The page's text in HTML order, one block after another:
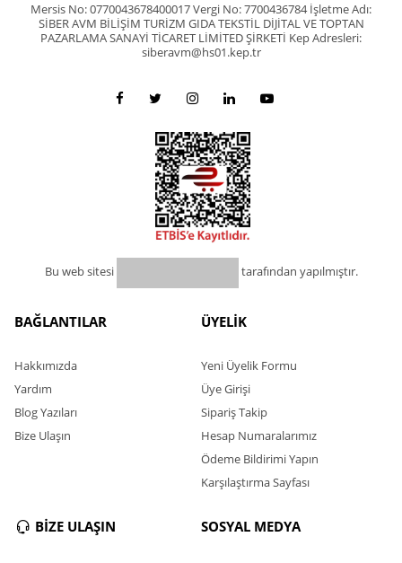
Mersis No: 0770043678400017 Vergi No: 7700436784 İşletme Adı:
SİBER AVM BİLİŞİM TURİZM GIDA TEKSTİL DİJİTAL VE TOPTAN
PAZARLAMA SANAYİ TİCARET LİMİTED ŞİRKETİ Kep Adresleri:
siberavm@hs01.kep.tr
Bu web sitesi tarafından yapılmıştır.
BAĞLANTILAR
Hakkımızda
Yardım
Blog Yazıları
Bize Ulaşın
ÜYELİK
Yeni Üyelik Formu
Üye Girişi
Sipariş Takip
Hesap Numaralarımız
Ödeme Bildirimi Yapın
Karşılaştırma Sayfası
BİZE ULAŞIN SOSYAL MEDYA